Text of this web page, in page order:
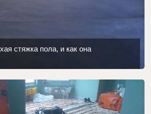
стяжка пола, и как она